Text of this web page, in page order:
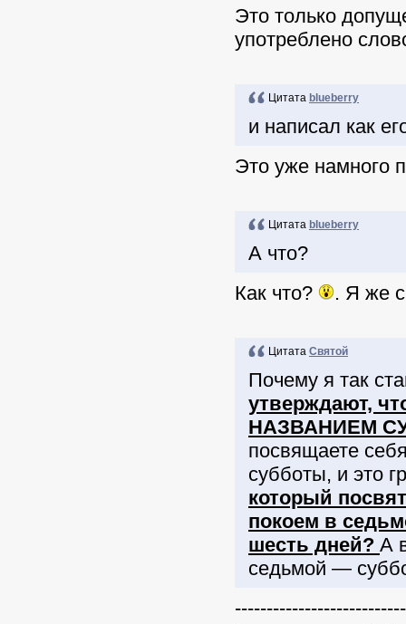
Это только
употреблено
Цитата blueberry
и написал как
Это уже намного
Цитата blueberry
А что?
Как что?
. Я же
Цитата Святой
Почему я так
утверждают,
НАЗВАНИЕМ
посвящаете
субботы, и это
который
покоем в
шесть дней? А
седьмой —